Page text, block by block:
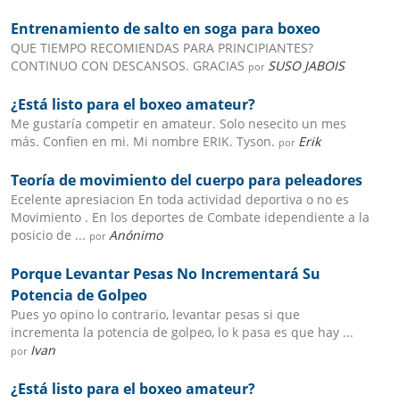
Entrenamiento de salto en soga para boxeo
QUE TIEMPO RECOMIENDAS PARA PRINCIPIANTES?
CONTINUO CON DESCANSOS. GRACIAS por SUSO JABOIS
¿Está listo para el boxeo amateur?
Me gustaría competir en amateur. Solo nesecito un mes
más. Confien en mi. Mi nombre ERIK. Tyson. por Erik
Teoría de movimiento del cuerpo para peleadores
Ecelente apresiacion En toda actividad deportiva o no es
Movimiento . En los deportes de Combate idependiente a la
posicio de ... por Anónimo
Porque Levantar Pesas No Incrementará Su
Potencia de Golpeo
Pues yo opino lo contrario, levantar pesas si que
incrementa la potencia de golpeo, lo k pasa es que hay ...
por Ivan
¿Está listo para el boxeo amateur?